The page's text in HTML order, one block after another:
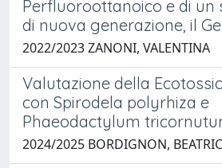
Perfluoroottanoico e di un
di nuova generazione, il
2022/2023 ZANONI, VALENTINA
Valutazione della
con Spirodela polyrhiza e
Phaeodactylum
2024/2025 BORDIGNON,